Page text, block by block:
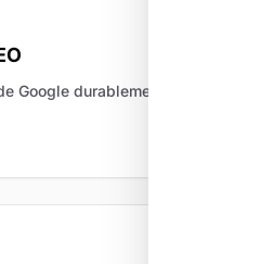
Google durablement.